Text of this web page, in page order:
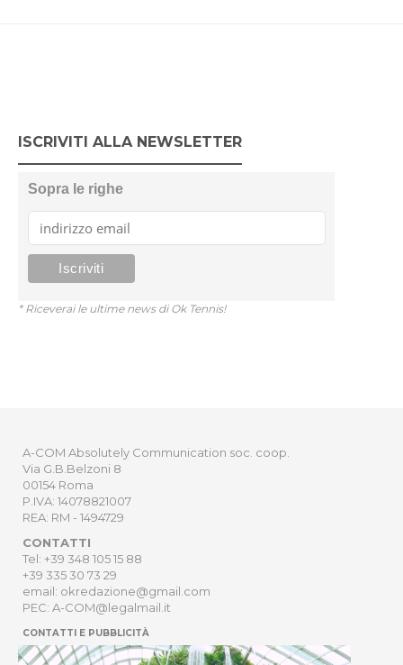
ISCRIVITI ALLA NEWSLETTER
Sopra le righe
* Riceverai le ultime news di Ok Tennis!
A-COM Absolutely Communication soc. coop.
Via G.B.Belzoni 8
00154 Roma
P.IVA: 14078821007
REA: RM - 1494729
CONTATTI
Tel: +39 348 105 15 88
+39 335 30 73 29
email: okredazione@gmail.com
PEC: A-COM@legalmail.it
CONTATTI E PUBBLICITÀ
HOME